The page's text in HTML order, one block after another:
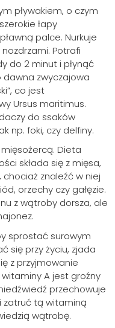
Szukaj
pływakiem, o czym
łapy
palce. Nurkuje
Potrafi
do 2 minut i płynąć
dawna zwyczajowa
co jest
Ursus maritimus.
do ssaków
np. foki, czy delfiny.
Dieta
składa się z mięsa,
znaleźć w niej
orzechy czy gałęzie.
z wątroby dorsza, ale
sprostać surowym
się przy życiu, zjada
z przyjmowanie
A jest groźny
przechowuje
zatruć tą witaminą
wątrobę.